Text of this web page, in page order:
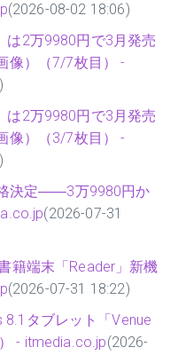
(2026-08-02 18:06)
は2万9980円で3月発売
）（7/7枚目） -
は2万9980円で3月発売
）（3/7枚目） -
決定――3万9980円か
(2026-07-31
籍端末「Reader」新機
(2026-07-31 18:22)
タブレット「Venue
- itmedia.co.jp(2026-